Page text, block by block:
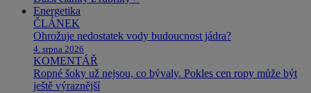
Energetika
ČLÁNEK
Ohrožuje nedostatek vody budoucnost jádra?
4. srpna 2026
KOMENTÁŘ
Ropné šoky už nejsou, co bývaly. Pokles cen ropy může být
ještě výraznější